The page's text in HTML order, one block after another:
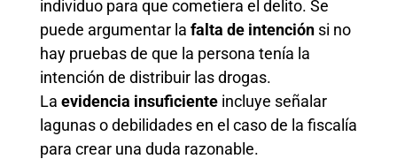
individuo para que cometiera el delito. Se
puede argumentar la falta de intención si no
hay pruebas de que la persona tenía la
intención de distribuir las drogas.
La evidencia insuficiente incluye señalar
lagunas o debilidades en el caso de la fiscalía
para crear una duda razonable.